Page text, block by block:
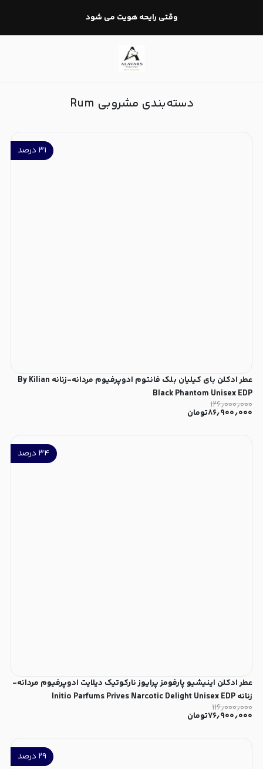
وقتی رایحه هویت می شود
دسته‌بندی مشروبی Rum
۳۱ درصد
عطر ادکلن بای کیلیان بلک فانتوم ادوپرفیوم مردانه-زنانه By Kilian
Black Phantom Unisex EDP
۱۲۶٫۰۰۰٫۰۰۰
۸۶٫۹۰۰٫۰۰۰تومان
۳۴ درصد
عطر ادکلن اینیشیو پارفومز پرایوز نارکوتیک دیلایت ادوپرفیوم مردانه-
زنانه Initio Parfums Prives Narcotic Delight Unisex EDP
۱۱۶٫۰۰۰٫۰۰۰
۷۶٫۹۰۰٫۰۰۰تومان
۲۹ درصد